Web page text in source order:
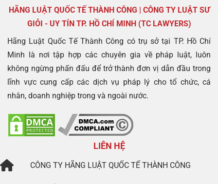
HÃNG LUẬT QUỐC TẾ THÀNH CÔNG | CÔNG TY LUẬT SƯ
GIỎI - UY TÍN TP. HỒ CHÍ MINH (TC LAWYERS)
Hãng Luật Quốc Tế Thành Công có trụ sở tại TP. Hồ Chí
Minh là nơi tập hợp các chuyên gia về pháp luật, luôn
không ngừng phấn đấu để trở thành đơn vị dẫn đầu trong
lĩnh vực cung cấp các dịch vụ pháp lý cho tổ chức, cá
nhân, doanh nghiệp trong và ngoài nước.
LIÊN HỆ
CÔNG TY HÃNG LUẬT QUỐC TẾ THÀNH CÔNG